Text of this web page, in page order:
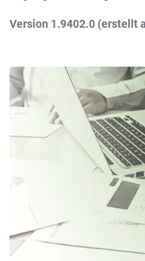
Version 1.9402.0 (erstellt
Zuführungen für
Geschäftsjahr.